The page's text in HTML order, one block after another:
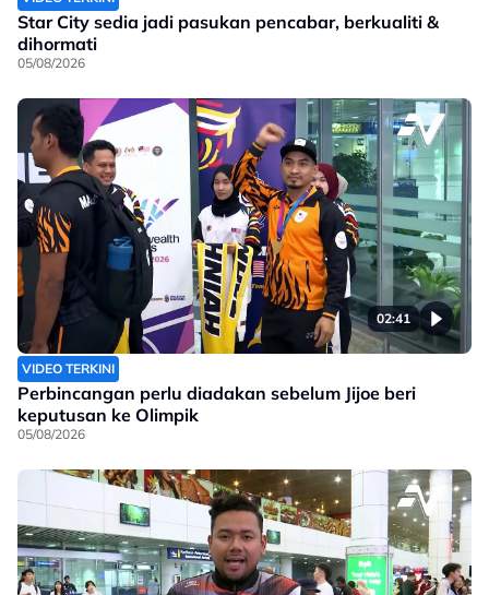
Star City sedia jadi pasukan pencabar, berkualiti &
dihormati
05/08/2026
02:41
VIDEO TERKINI
Perbincangan perlu diadakan sebelum Jijoe beri
keputusan ke Olimpik
05/08/2026